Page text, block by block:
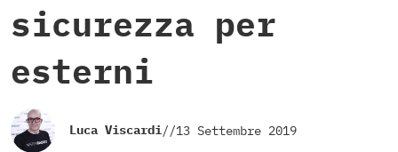
sicurezza per
esterni
Luca Viscardi//13 Settembre 2019